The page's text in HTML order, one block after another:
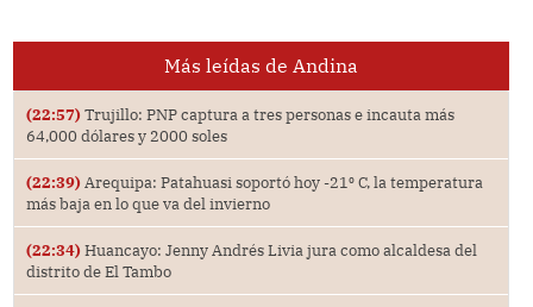
Más leídas de Andina
(22:57) Trujillo: PNP captura a tres personas e incauta más
64,000 dólares y 2000 soles
(22:39) Arequipa: Patahuasi soportó hoy -21⁰ C, la temperatura
más baja en lo que va del invierno
(22:34) Huancayo: Jenny Andrés Livia jura como alcaldesa del
distrito de El Tambo